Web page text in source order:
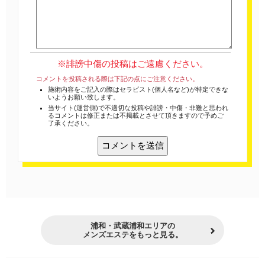
※誹謗中傷の投稿はご遠慮ください。
コメントを投稿される際は下記の点にご注意ください。
施術内容をご記入の際はセラピスト(個人名など)が特定できな
いようお願い致します。
当サイト(運営側)で不適切な投稿や誹謗・中傷・非難と思われ
るコメントは修正または不掲載とさせて頂きますので予めご
了承ください。
浦和・武蔵浦和エリアの
メンズエステをもっと見る。